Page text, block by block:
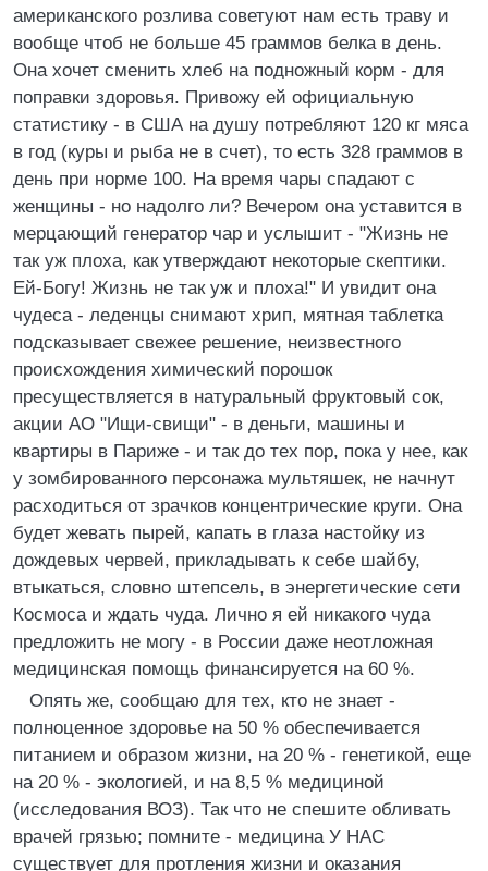
американского розлива советуют нам есть траву и
вообще чтоб не больше 45 граммов белка в день.
Она хочет сменить хлеб на подножный корм - для
поправки здоровья. Привожу ей официальную
статистику - в США на душу потребляют 120 кг мяса
в год (куры и рыба не в счет), то есть 328 граммов в
день при норме 100. Hа время чары спадают с
женщины - но надолго ли? Вечером она уставится в
мерцающий генератор чар и услышит - "Жизнь не
так уж плоха, как утверждают некоторые скептики.
Ей-Богу! Жизнь не так уж и плоха!" И увидит она
чудеса - леденцы снимают хрип, мятная таблетка
подсказывает свежее решение, неизвестного
происхождения химический порошок
пресуществляется в натуральный фруктовый сок,
акции АО "Ищи-свищи" - в деньги, машины и
квартиры в Париже - и так до тех пор, пока у нее, как
у зомбированного персонажа мультяшек, не начнут
расходиться от зрачков концентрические круги. Она
будет жевать пырей, капать в глаза настойку из
дождевых червей, прикладывать к себе шайбу,
втыкаться, словно штепсель, в энергетические сети
Космоса и ждать чуда. Лично я ей никакого чуда
предложить не могу - в России даже неотложная
медицинская помощь финансируется на 60 %.
Опять же, сообщаю для тех, кто не знает -
полноценное здоровье на 50 % обеспечивается
питанием и образом жизни, на 20 % - генетикой, еще
на 20 % - экологией, и на 8,5 % медициной
(исследования ВОЗ). Так что не спешите обливать
врачей грязью; помните - медицина У HАС
существует для протления жизни и оказания